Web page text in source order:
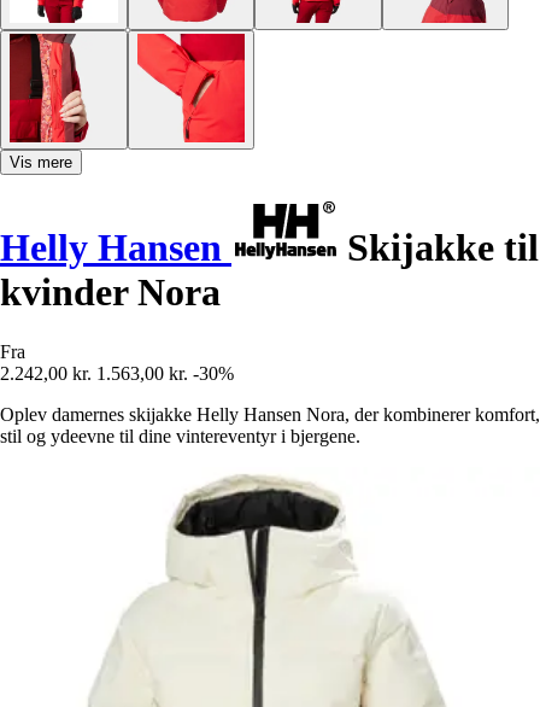
Vis mere
Helly Hansen
Skijakke til
kvinder Nora
Fra
2.242,00 kr. 1.563,00 kr. -30%
Oplev damernes skijakke Helly Hansen Nora, der kombinerer komfort,
stil og ydeevne til dine vintereventyr i bjergene.